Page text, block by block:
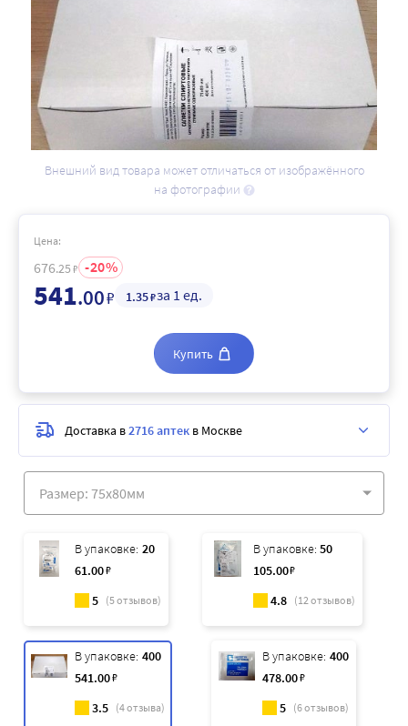
Внешний вид товара может отличаться от изображённого
на фотографии
В упаковке: 20
61.00₽
5 (5отзывов)
В упаковке: 50
105.00₽
4.8 (12отзывов)
В упаковке: 400
541.00₽
3.5 (4отзыва)
В упаковке: 400
478.00₽
5 (6отзывов)
Цена:
676.25 ₽ 20
541.00₽ 1.35₽за 1 ед.
Купить
Доставка в2716 аптек в Москве